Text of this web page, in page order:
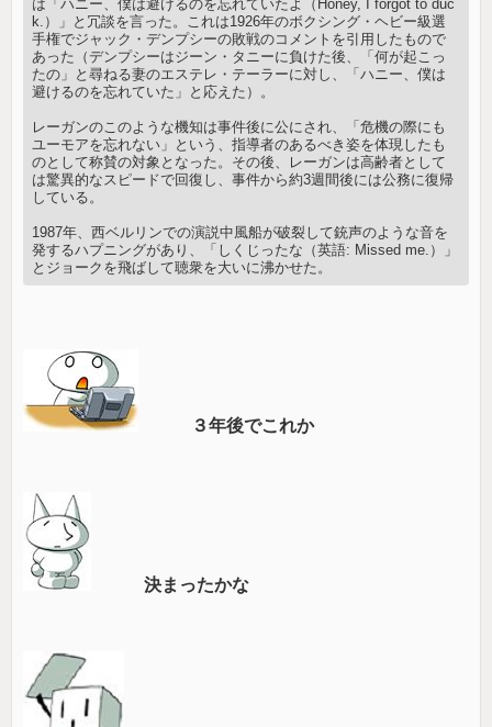
は「ハニー、僕は避けるのを忘れていたよ（Honey, I forgot to duc
k.）」と冗談を言った。これは1926年のボクシング・ヘビー級選
手権でジャック・デンプシーの敗戦のコメントを引用したもので
あった（デンプシーはジーン・タニーに負けた後、「何が起こっ
たの」と尋ねる妻のエステレ・テーラーに対し、「ハニー、僕は
避けるのを忘れていた」と応えた）。
レーガンのこのような機知は事件後に公にされ、「危機の際にも
ユーモアを忘れない」という、指導者のあるべき姿を体現したも
のとして称賛の対象となった。その後、レーガンは高齢者として
は驚異的なスピードで回復し、事件から約3週間後には公務に復帰
している。
1987年、西ベルリンでの演説中風船が破裂して銃声のような音を
発するハプニングがあり、「しくじったな（英語: Missed me.）」
とジョークを飛ばして聴衆を大いに沸かせた。
３年後でこれか
決まったかな